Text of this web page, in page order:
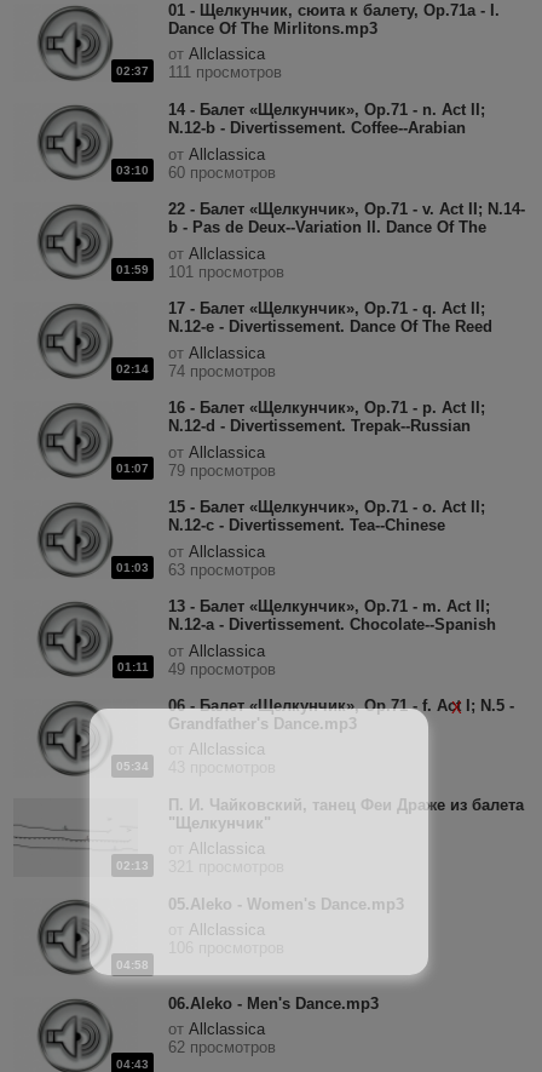
02:37
01 - Щелкунчик, сюита к балету, Op.71a - I.
Dance Of The Mirlitons.mp3
от Allclassica
111 просмотров
03:10
14 - Балет «Щелкунчик», Op.71 - n. Act II;
N.12-b - Divertissement. Coffee--Arabian
Dance.mp3
от Allclassica
60 просмотров
01:59
22 - Балет «Щелкунчик», Op.71 - v. Act II; N.14-
b - Pas de Deux--Variation II. Dance Of The
Sugar-Plum Fairy.mp3
от Allclassica
101 просмотров
02:14
17 - Балет «Щелкунчик», Op.71 - q. Act II;
N.12-e - Divertissement. Dance Of The Reed
Pipes.mp3
от Allclassica
74 просмотров
01:07
16 - Балет «Щелкунчик», Op.71 - p. Act II;
N.12-d - Divertissement. Trepak--Russian
Dance.mp3
от Allclassica
79 просмотров
01:03
15 - Балет «Щелкунчик», Op.71 - o. Act II;
N.12-c - Divertissement. Tea--Chinese
Dance.mp3
от Allclassica
63 просмотров
01:11
13 - Балет «Щелкунчик», Op.71 - m. Act II;
N.12-a - Divertissement. Chocolate--Spanish
Dance.mp3
от Allclassica
49 просмотров
05:34
06 - Балет «Щелкунчик», Op.71 - f. Act I; N.5 -
Grandfather's Dance.mp3
Allclassica
02:13
П. И. Чайковский, танец Феи Драже из балета
"Щелкунчик"
Allclassica
04:58
05.Aleko - Women's Dance.mp3
Allclassica
04:43
06.Aleko - Men's Dance.mp3
от Allclassica
62 просмотров
X